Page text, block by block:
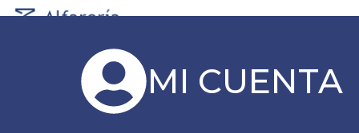
Saltar
MI CUENTA